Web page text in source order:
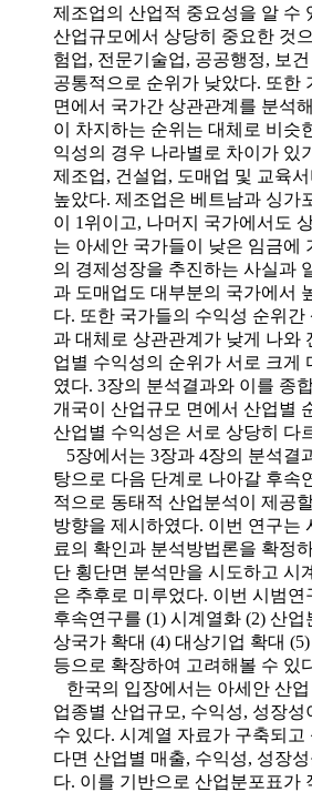
제조업의 산업적 중요성을 알 수
산업규모에서 상당히 중요한 것
험업, 전문기술업, 공공행정, 보
공통적으로 순위가 낮았다. 또한
면에서 국가간 상관관계를 분석
이 차지하는 순위는 대체로 비슷
익성의 경우 나라별로 차이가 있
제조업, 건설업, 도매업 및 교육
높았다. 제조업은 베트남과 싱가
이 1위이고, 나머지 국가에서도
는 아세안 국가들이 낮은 임금에
의 경제성장을 추진하는 사실과
과 도매업도 대부분의 국가에서
다. 또한 국가들의 수익성 순위간
과 대체로 상관관계가 낮게 나와
업별 수익성의 순위가 서로 크게
였다. 3장의 분석결과와 이를 종
개국이 산업규모 면에서 산업별
산업별 수익성은 서로 상당히 다
5장에서는 3장과 4장의 분석결
탕으로 다음 단계로 나아갈 후속
적으로 동태적 산업분석이 제공
방향을 제시하였다. 이번 연구는
료의 확인과 분석방법론을 확정
단 횡단면 분석만을 시도하고 시
은 추후로 미루었다. 이번 시범
후속연구를 (1) 시계열화 (2) 산업
상국가 확대 (4) 대상기업 확대
등으로 확장하여 고려해볼 수 있
한국의 입장에서는 아세안 산업
업종별 산업규모, 수익성, 성장성
수 있다. 시계열 자료가 구축되고
다면 산업별 매출, 수익성, 성장
다. 이를 기반으로 산업분포표가